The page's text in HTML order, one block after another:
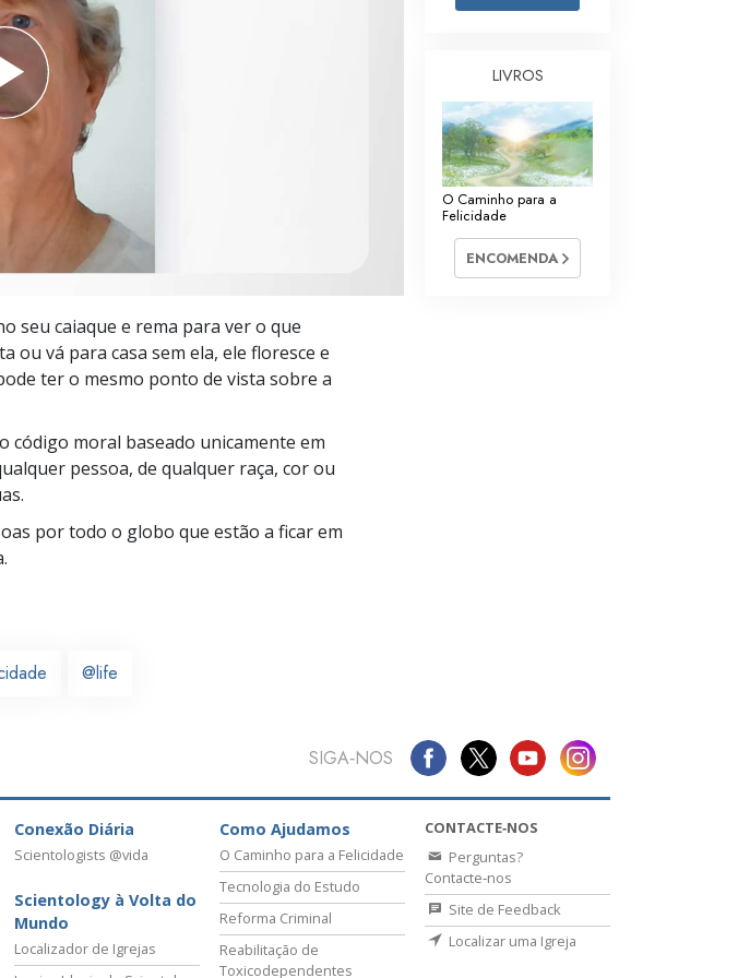
Ferramentas para o Local do Trabalho
Ética e as Condições
A Causa da Supressão
seu caiaque e rema para ver o que
ou vá para casa sem ela, ele floresce e
ter o mesmo ponto de vista sobre a
código moral baseado unicamente em
pessoa, de qualquer raça, cor ou
por todo o globo que estão a ficar em
@life
LIVROS
O Caminho para a
Felicidade
ENCOMENDA
SIGA‑NOS
Conexão Diária
Scientologists @vida
Scientology à Volta do
Mundo
Localizador de Igrejas
Como Ajudamos
O Caminho para a Felicidade
Tecnologia do Estudo
Reforma Criminal
Reabilitação de
Toxicodependentes
CONTACTE‑NOS
Perguntas?
Contacte‑nos
Site de Feedback
Localizar uma Igreja